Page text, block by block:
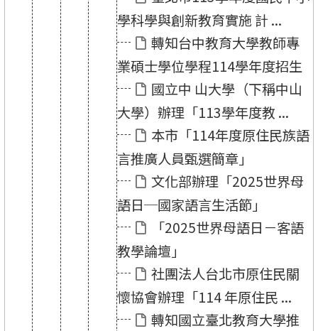
學科學與創新教育實施 計 ...
轉知台中教育大學教師專
業碩士學位學程114學年度招生
國立中 山大學（下稱中山
大學）辦理「113學年度教 ...
本市「114年度原住民族語
言推廣人員甄選簡章」
文化部辦理「2025世界母
語日─國家語言生活節」
「2025世界母語日－客語
教學論壇」
社團法人台北市原住民關
懷協會辦理「114 年原住民 ...
轉知國立臺北教育大學推